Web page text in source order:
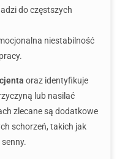
do częstszych
niestabilność
oraz identyfikuje
lub nasilać
zlecane są dodatkowe
schorzeń, takich jak